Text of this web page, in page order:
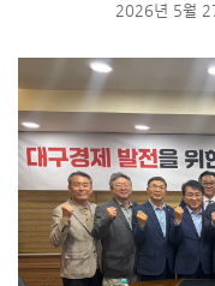
2026년 5월